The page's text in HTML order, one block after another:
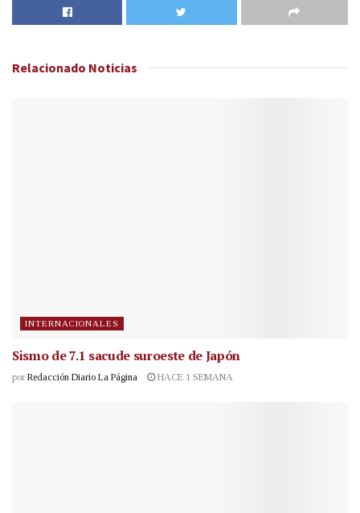
Relacionado Noticias
INTERNACIONALES
Sismo de 7.1 sacude suroeste de Japón
por Redacción Diario La Página HACE 1 SEMANA